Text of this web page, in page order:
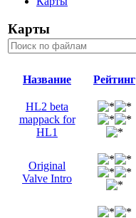
Карты
Название Рейтинг
HL2 beta
mappack for
HL1
Original
Valve Intro